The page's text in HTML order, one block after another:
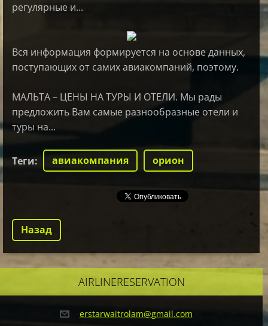
регулярные и...
Вся информация формируется на основе данных,
поступающих от самих авиакомпаний, поэтому.
МАЛЬТА – ЦЕНЫ НА ТУРЫ И ОТЕЛИ. Мы рады
предложить Вам самые разнообразные отели и
туры на...
Теги: авиакомпания орион
Назад
AIRLINERESERVATION
erstarwaitrolam@gmail.com